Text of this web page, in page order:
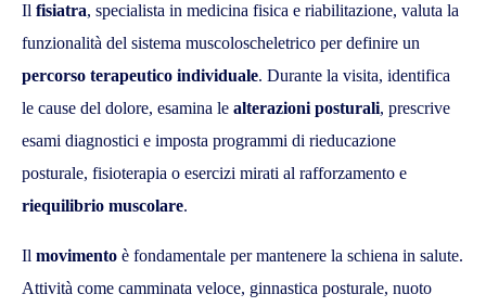
Il fisiatra, specialista in medicina fisica e riabilitazione, valuta la
funzionalità del sistema muscoloscheletrico per definire un
percorso terapeutico individuale. Durante la visita, identifica
le cause del dolore, esamina le alterazioni posturali, prescrive
esami diagnostici e imposta programmi di rieducazione
posturale, fisioterapia o esercizi mirati al rafforzamento e
riequilibrio muscolare.
Il movimento è fondamentale per mantenere la schiena in salute.
Attività come camminata veloce, ginnastica posturale, nuoto